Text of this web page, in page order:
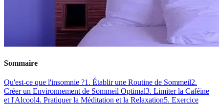
Sommaire
Qu'est-ce que l'insomnie ?1. Établir une Routine de Sommeil2.
Créer un Environnement de Sommeil Optimal3. Limiter la Caféine
et l'Alcool4. Pratiquer la Méditation et la Relaxation5. Exercice